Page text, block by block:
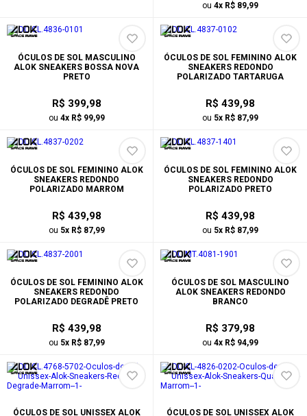
ou 4x R$ 89,99
ÓCULOS DE SOL MASCULINO
ALOK SNEAKERS BOSSA NOVA
PRETO
R$ 399,98
ou 4x R$ 99,99
ÓCULOS DE SOL FEMININO ALOK
SNEAKERS REDONDO
POLARIZADO TARTARUGA
R$ 439,98
ou 5x R$ 87,99
ÓCULOS DE SOL FEMININO ALOK
SNEAKERS REDONDO
POLARIZADO MARROM
R$ 439,98
ou 5x R$ 87,99
ÓCULOS DE SOL FEMININO ALOK
SNEAKERS REDONDO
POLARIZADO PRETO
R$ 439,98
ou 5x R$ 87,99
ÓCULOS DE SOL FEMININO ALOK
SNEAKERS REDONDO
POLARIZADO DEGRADÊ PRETO
R$ 439,98
ou 5x R$ 87,99
ÓCULOS DE SOL MASCULINO
ALOK SNEAKERS REDONDO
BRANCO
R$ 379,98
ou 4x R$ 94,99
ÓCULOS DE SOL UNISSEX ALOK ÓCULOS DE SOL UNISSEX ALOK